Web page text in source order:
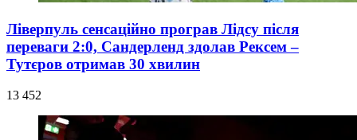
Ліверпуль сенсаційно програв Лідсу після
переваги 2:0, Сандерленд здолав Рексем –
Тутєров отримав 30 хвилин
13 452